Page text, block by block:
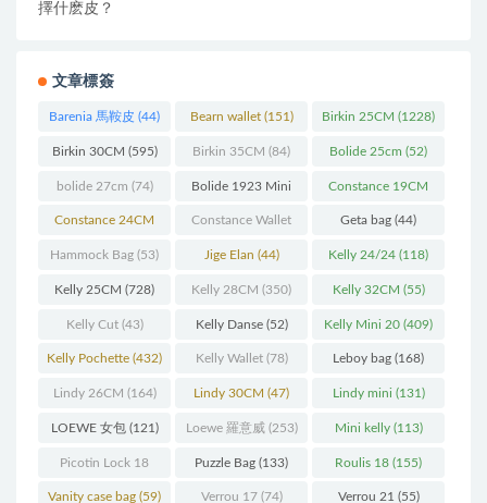
擇什麽皮？
文章標簽
Barenia 馬鞍皮 (44) Bearn wallet(151) Birkin 25CM (1228)
Birkin 30CM (595) Birkin 35CM (84) Bolide 25cm (52)
bolide 27cm (74) Bolide 1923 Mini
(93)
Constance 19CM
(571)
Constance 24CM
(216)
Constance Wallet
(60)
Geta bag (44)
Hammock Bag (53) Jige Elan (44) Kelly 24/24 (118)
Kelly 25CM (728) Kelly 28CM (350) Kelly 32CM (55)
Kelly Cut(43) Kelly Danse(52) Kelly Mini 20 (409)
Kelly Pochette (432) Kelly Wallet(78) Leboy bag (168)
Lindy 26CM (164) Lindy 30CM (47) Lindy mini (131)
LOEWE 女包(121) Loewe 羅意威(253) Mini kelly(113)
Picotin Lock 18
(202)
Puzzle Bag (133) Roulis 18 (155)
Vanity case bag (59) Verrou 17(74) Verrou 21 (55)